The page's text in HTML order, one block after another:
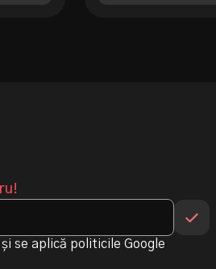
se aplică politicile Google